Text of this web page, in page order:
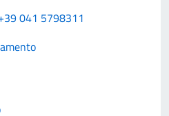
041 5798311